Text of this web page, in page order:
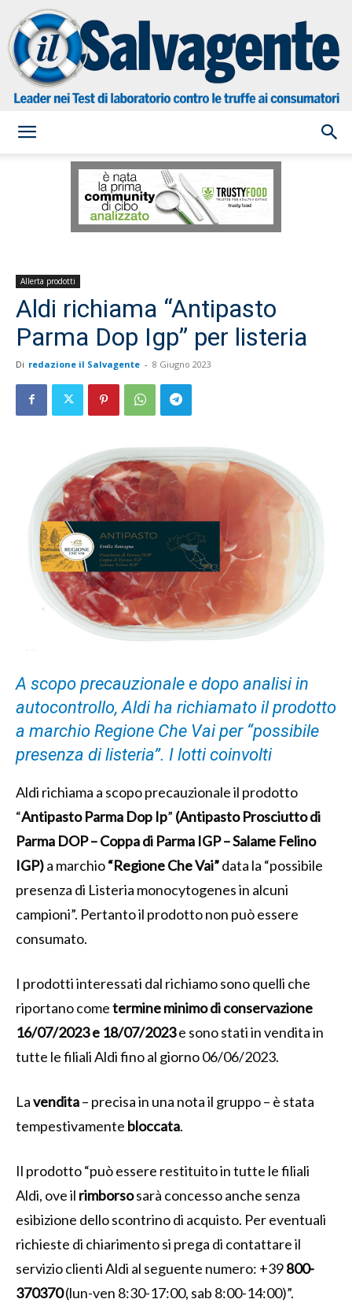
Salvagente
Allerta prodotti
Aldi richiama “Antipasto
Parma Dop Igp” per listeria
Di redazione il Salvagente - 8 Giugno 2023
A scopo precauzionale e dopo analisi in
autocontrollo, Aldi ha richiamato il prodotto
a marchio Regione Che Vai per “possibile
presenza di listeria”. I lotti coinvolti
Aldi richiama a scopo precauzionale il prodotto
“Antipasto Parma Dop Ip” (Antipasto Prosciutto di
Parma DOP – Coppa di Parma IGP – Salame Felino
IGP)a marchio“Regione Che Vai”data la “possibile
presenza di Listeria monocytogenes in alcuni
campioni”. Pertanto il prodotto non può essere
consumato.
I prodotti interessati dal richiamo sono quelli che
riportano cometermine minimo di conservazione
16/07/2023 e 18/07/2023e sono stati in vendita in
tutte le filiali Aldi fino al giorno 06/06/2023.
Lavendita– precisa in una nota il gruppo – è stata
tempestivamente bloccata.
Il prodotto “può essere restituito in tutte le filiali
Aldi, ove il rimborsosarà concesso anche senza
esibizione dello scontrino di acquisto. Per eventuali
richieste di chiarimento si prega di contattare il
servizio clienti Aldi al seguente numero: +39800-
370370(lun-ven 8:30-17:00, sab 8:00-14:00)”.